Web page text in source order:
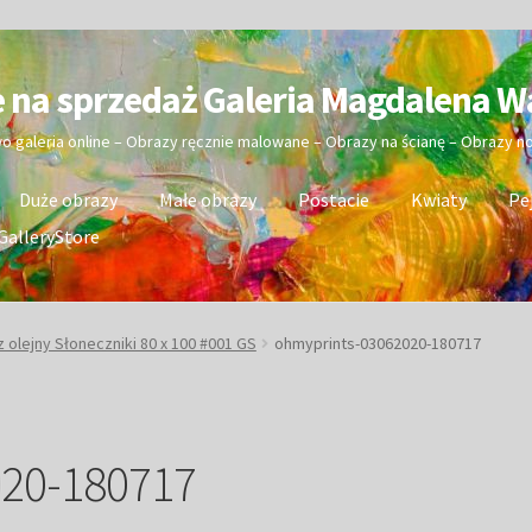
sprzedaż Galeria Magdalena
galeria online – Obrazy ręcznie malowane – Obrazy na ścianę – Obrazy
Duże obrazy Małe obrazy Postacie Kwiaty
olejny Słoneczniki 80 x 100 #001 GS ohmyprints-03062020-180717
180717